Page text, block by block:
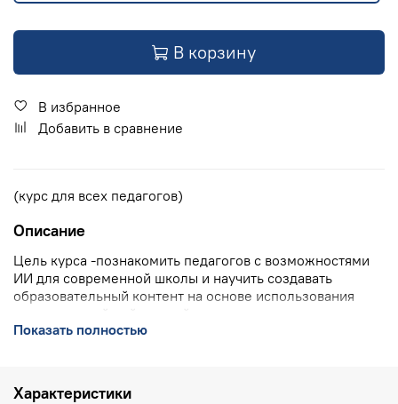
В корзину
В избранное
Добавить в сравнение
(курс для всех педагогов)
Описание
Цель курса -познакомить педагогов с возможностями
ИИ для современной школы и научить создавать
образовательный контент на основе использования
(горячая линия, бесплатно по РФ), 8(903) 614 8579
Показать полностью
Характеристики